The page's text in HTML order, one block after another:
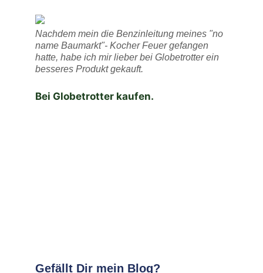
Nachdem mein die Benzinleitung meines "no
name Baumarkt"- Kocher Feuer gefangen
hatte, habe ich mir lieber bei Globetrotter ein
besseres Produkt gekauft.
Bei Globetrotter kaufen.
Gefällt Dir mein Blog?